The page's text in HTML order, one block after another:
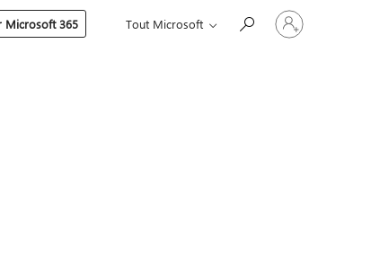
Microsoft 365 Tout Microsoft
Connectez-
vous